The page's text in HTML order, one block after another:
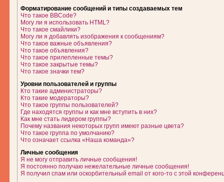
Форматирование сообщений и типы создаваемых тем
Что такое BBCode?
Могу ли я использовать HTML?
Что такое смайлики?
Могу ли я добавлять изображения к сообщениям?
Что такое важные объявления?
Что такое объявления?
Что такое прилепленные темы?
Что такое закрытые темы?
Что такое значки тем?
Уровни пользователей и группы
Кто такие администраторы?
Кто такие модераторы?
Что такое группы пользователей?
Где находятся группы и как мне вступить в них?
Как мне стать лидером группы?
Почему названия некоторых групп имеют разные цвета?
Что такое группа по умолчанию?
Что означает ссылка «Наша команда»?
Личные сообщения
Я не могу отправить личные сообщения!
Я постоянно получаю нежелательные личные сообщения!
Я получил спам или оскорбительный email от кого-то с этой